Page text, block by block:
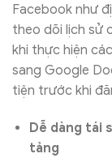
Facebook như
theo dõi lịch sử
khi thực hiện
sang Google
tiện trước khi
Dễ dàng tái
tảng